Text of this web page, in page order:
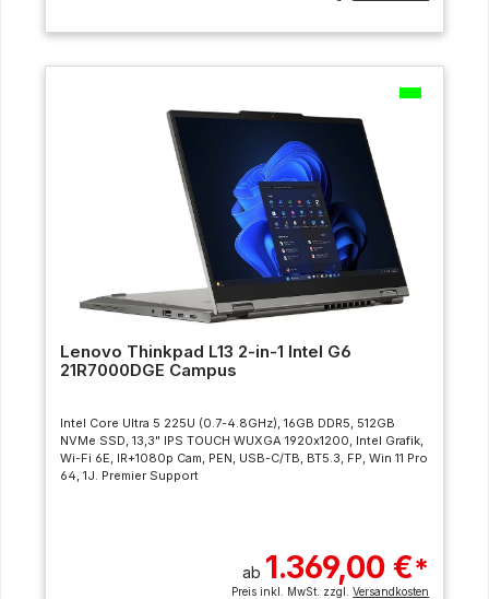
Lenovo Thinkpad L13 2-in-1 Intel G6
21R7000DGE Campus
Intel Core Ultra 5 225U (0.7-4.8GHz), 16GB DDR5, 512GB
NVMe SSD, 13,3" IPS TOUCH WUXGA 1920x1200, Intel Grafik,
Wi-Fi 6E, IR+1080p Cam, PEN, USB-C/TB, BT5.3, FP, Win 11 Pro
64, 1J. Premier Support
ab 1.369,00 €*
Preis inkl. MwSt. zzgl.Versandkosten